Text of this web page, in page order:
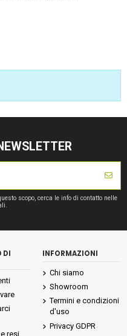
scopo, cerca le info di contatto nelle
DI
resi
INFORMAZIONI
Chi siamo
Showroom
Termini e condizioni
d'uso
Privacy GDPR